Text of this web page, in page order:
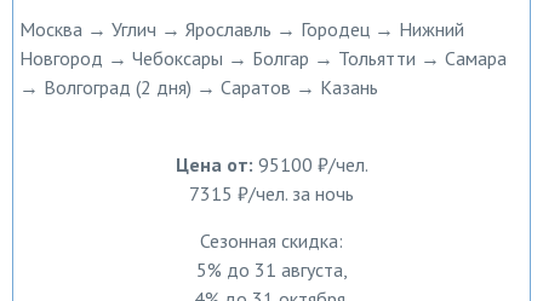
Москва → Углич → Ярославль → Городец → Нижний
Новгород → Чебоксары → Болгар → Тольятти → Самара
→ Волгоград (2 дня) → Саратов → Казань
Цена от: 95100 ₽/чел.
7315 ₽/чел. за ночь
Сезонная скидка:
5% до 31 августа,